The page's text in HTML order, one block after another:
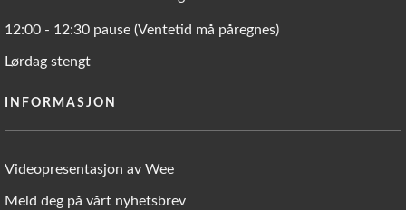
12:00 - 12:30 pause (Ventetid må påregnes)
Lørdag stengt
INFORMASJON
Videopresentasjon av Wee
Meld deg på vårt nyhetsbrev